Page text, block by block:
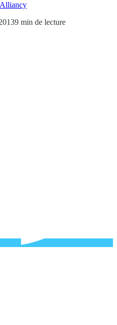
9 min de lecture